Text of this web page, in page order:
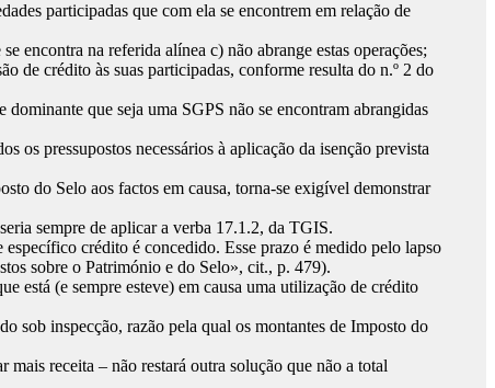
participadas que com ela se encontrem em relação de
se encontra na referida alínea c) não abrange estas operações;
de crédito às suas participadas, conforme resulta do n.º 2 do
que seja uma SGPS não se encontram abrangidas
os pressupostos necessários à aplicação da isenção prevista
do Selo aos factos em causa, torna-se exigível demonstrar
sempre de aplicar a verba 17.1.2, da TGIS.
crédito é concedido. Esse prazo é medido pelo lapso
sobre o Património e do Selo», cit., p. 479).
está (e sempre esteve) em causa uma utilização de crédito
sob inspecção, razão pela qual os montantes de Imposto do
receita – não restará outra solução que não a total